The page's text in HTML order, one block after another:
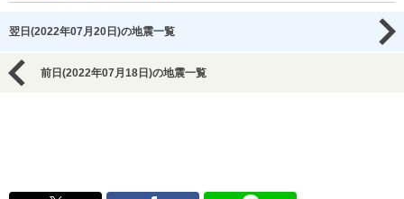
翌日(2022年07月20日)の地震一覧
前日(2022年07月18日)の地震一覧